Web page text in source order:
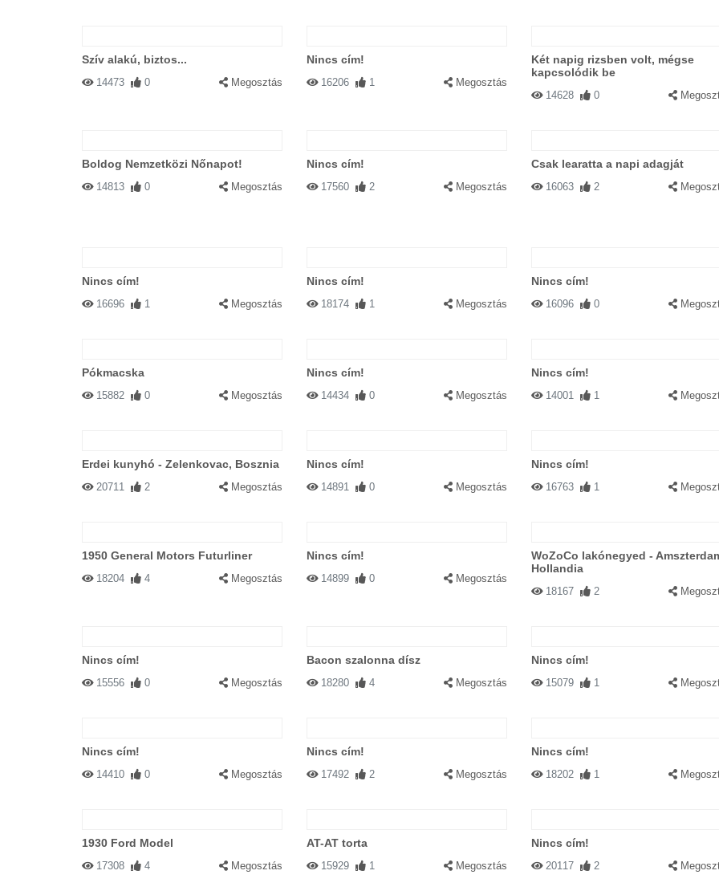
Szív alakú, biztos...
14473 0 Megosztás
Nincs cím!
16206 1 Megosztás
Két napig rizsben volt, mégse
kapcsolódik be
14628 0
Boldog Nemzetközi Nőnapot!
14813 0 Megosztás
Nincs cím!
17560 2 Megosztás
Csak learatta a napi adagját
16063 2
Nincs cím!
16696 1 Megosztás
Nincs cím!
18174 1 Megosztás
Nincs cím!
16096 0
Pókmacska
15882 0 Megosztás
Nincs cím!
14434 0 Megosztás
Nincs cím!
14001 1
Erdei kunyhó - Zelenkovac, Bosznia
20711 2 Megosztás
Nincs cím!
14891 0 Megosztás
Nincs cím!
16763 1
1950 General Motors Futurliner
18204 4 Megosztás
Nincs cím!
14899 0 Megosztás
WoZoCo lakónegyed -
Hollandia
18167 2
Nincs cím!
15556 0 Megosztás
Bacon szalonna dísz
18280 4 Megosztás
Nincs cím!
15079 1
Nincs cím!
14410 0 Megosztás
Nincs cím!
17492 2 Megosztás
Nincs cím!
18202 1
1930 Ford Model
17308 4 Megosztás
AT-AT torta
15929 1 Megosztás
Nincs cím!
20117 2